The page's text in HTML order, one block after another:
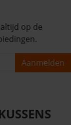
op de
Aanmelden